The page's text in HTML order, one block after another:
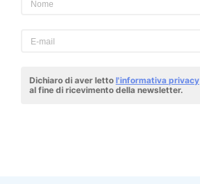
Dichiaro di aver letto l'informativa privacy
al fine di ricevimento della newsletter.